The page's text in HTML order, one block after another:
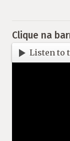
Clique na
Listen to